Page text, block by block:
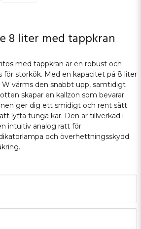
8 liter med tappkran
med tappkran är en robust och
för storkök. Med en kapacitet på 8 liter
värms den snabbt upp, samtidigt
skapar en kallzon som bevarar
ger dig ett smidigt och rent sätt
lyfta tunga kar. Den är tillverkad i
intuitiv analog ratt för
och överhettningsskydd